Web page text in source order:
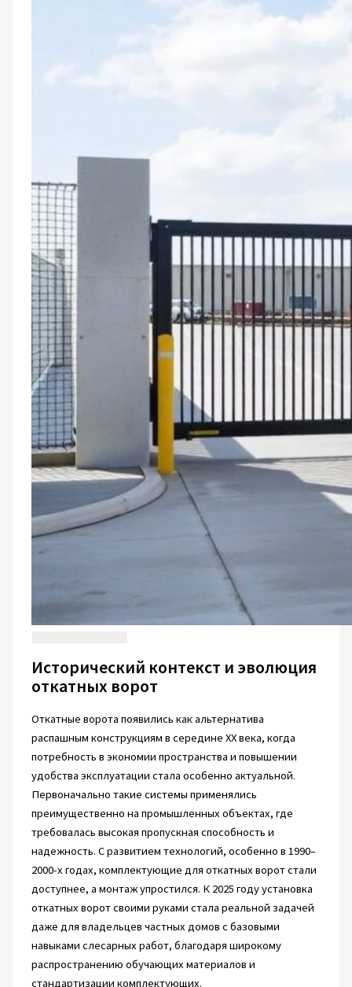
Исторический контекст и эволюция
откатных ворот
Откатные ворота появились как альтернатива
распашным конструкциям в середине XX века, когда
потребность в экономии пространства и повышении
удобства эксплуатации стала особенно актуальной.
Первоначально такие системы применялись
преимущественно на промышленных объектах, где
требовалась высокая пропускная способность и
надежность. С развитием технологий, особенно в 1990–
2000-х годах, комплектующие для откатных ворот стали
доступнее, а монтаж упростился. К 2025 году установка
откатных ворот своими руками стала реальной задачей
даже для владельцев частных домов с базовыми
навыками слесарных работ, благодаря широкому
распространению обучающих материалов и
стандартизации комплектующих.